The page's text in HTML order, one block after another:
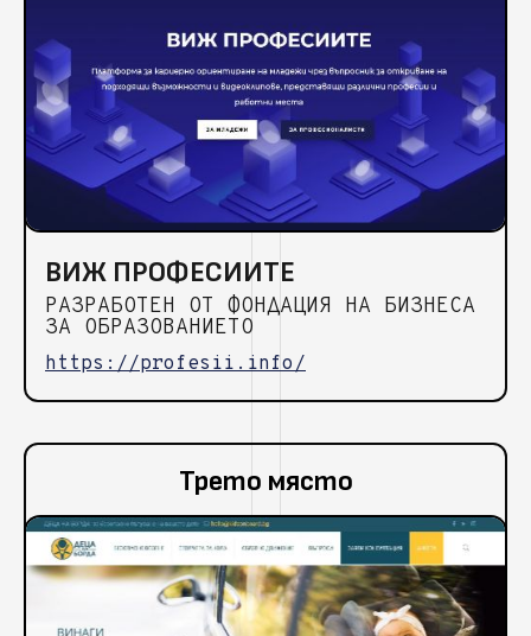
ВИЖ ПРОФЕСИИТЕ
РАЗРАБОТЕН ОТ ФОНДАЦИЯ НА БИЗНЕСА
ЗА ОБРАЗОВАНИЕТО
https://profesii.info/
Трето място